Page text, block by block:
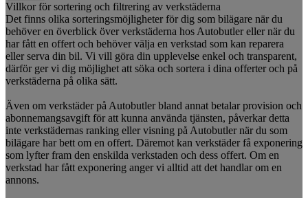
Villkor för sortering och filtrering av verkstäderna
Det finns olika sorteringsmöjligheter för dig som bilägare när du
behöver en överblick över verkstäderna hos Autobutler eller när du
har fått en offert och behöver välja en verkstad som kan reparera
eller serva din bil. Vi vill göra din upplevelse enkel och transparent,
därför ger vi dig möjlighet att söka och sortera i dina offerter och på
verkstäderna på olika sätt.
Även om verkstäder på Autobutler bland annat betalar provision och
abonnemangsavgift för att kunna använda tjänsten, påverkar detta
inte verkstädernas ranking eller visning på Autobutler när du som
bilägare har bett om en offert. Däremot kan verkstäder få exponering
som lyfter fram den enskilda verkstaden och dess offert. Om en
verkstad har fått exponering anger vi alltid att det handlar om en
annons.